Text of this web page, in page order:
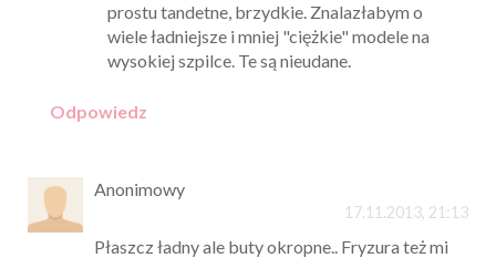
prostu tandetne, brzydkie. Znalazłabym o
wiele ładniejsze i mniej "ciężkie" modele na
wysokiej szpilce. Te są nieudane.
Odpowiedz
Anonimowy
17.11.2013, 21:13
Płaszcz ładny ale buty okropne.. Fryzura też mi